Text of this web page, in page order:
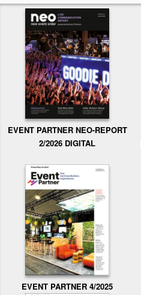
EVENT PARTNER NEO-REPORT
2/2026 DIGITAL
EVENT PARTNER 4/2025